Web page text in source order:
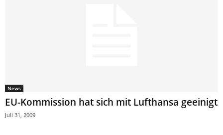
News
EU-Kommission hat sich mit Lufthansa geeinigt
Juli 31, 2009